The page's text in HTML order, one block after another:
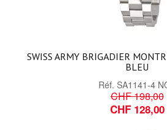
SWISS ARMY BRIGADIER
BLEU
Réf. SA1141-4
CHF 198,00
CHF 128,00